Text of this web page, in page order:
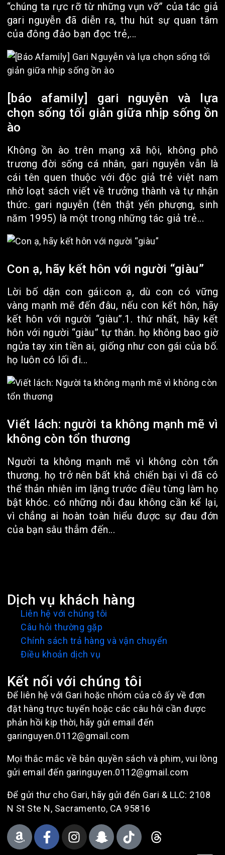
“chúng ta rực rỡ từ những vụn vỡ” của tác giả
gari nguyễn đã diễn ra, thu hút sự quan tâm
của đông đảo bạn đọc trẻ,...
[báo afamily] gari nguyễn và lựa
chọn sống tối giản giữa nhịp sống ồn
ào
Không ồn ào trên mạng xã hội, không phô
trương đời sống cá nhân, gari nguyễn vẫn là
cái tên quen thuộc với độc giả trẻ việt nam
nhờ loạt sách viết về trưởng thành và tự nhận
thức. gari nguyễn (tên thật yến phượng, sinh
năm 1995) là một trong những tác giả trẻ...
Con ạ, hãy kết hôn với người “giàu”
Lời bố dặn con gái:con ạ, dù con có vững
vàng mạnh mẽ đến đâu, nếu con kết hôn, hãy
kết hôn với người “giàu”.1. thứ nhất, hãy kết
hôn với người “giàu” tự thân. họ không bao giờ
ngửa tay xin tiền ai, giống như con gái của bố.
họ luôn có lối đi...
Viết lách: người ta không mạnh mẽ vì
không còn tổn thương
Người ta không mạnh mẽ vì không còn tổn
thương. họ trở nên bất khả chiến bại vì đã có
thể thản nhiên im lặng trước điều từng làm họ
bật khóc. có những nỗi đau không cần kể lại,
vì chẳng ai hoàn toàn hiểu được sự đau đớn
của bạn sâu thẳm đến...
Dịch vụ khách hàng
Liên hệ với chúng tôi
Câu hỏi thường gặp
Chính sách trả hàng và vận chuyển
Điều khoản dịch vụ
Kết nối với chúng tôi
Để liên hệ với Gari hoặc nhóm của cô ấy về đơn
đặt hàng trực tuyến hoặc các câu hỏi cần được
phản hồi kịp thời, hãy gửi email đến
garinguyen.0112@gmail.com
Mọi thắc mắc về bản quyền sách và phim, vui lòng
gửi email đến garinguyen.0112@gmail.com
Để gửi thư cho Gari, hãy gửi đến Gari & LLC: 2108
N St Ste N, Sacramento, CA 95816